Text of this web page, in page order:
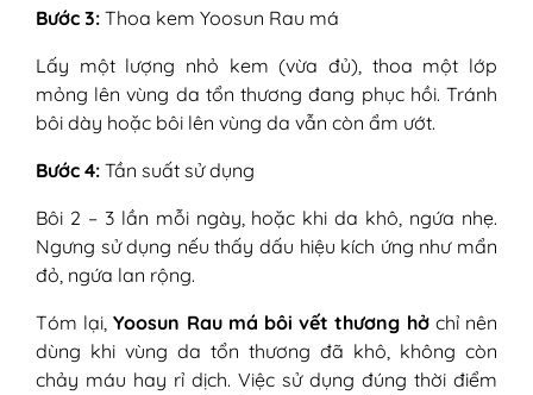
Bước 3: Thoa kem Yoosun Rau má
Lấy một lượng nhỏ kem (vừa đủ), thoa một lớp
mỏng lên vùng da tổn thương đang phục hồi. Tránh
bôi dày hoặc bôi lên vùng da vẫn còn ẩm ướt.
Bước 4: Tần suất sử dụng
Bôi 2 – 3 lần mỗi ngày, hoặc khi da khô, ngứa nhẹ.
Ngưng sử dụng nếu thấy dấu hiệu kích ứng như mẩn
đỏ, ngứa lan rộng.
Tóm lại,Yoosun Rau má bôi vết thương hởchỉ nên
dùng khi vùng da tổn thương đã khô, không còn
chảy máu hay rỉ dịch. Việc sử dụng đúng thời điểm